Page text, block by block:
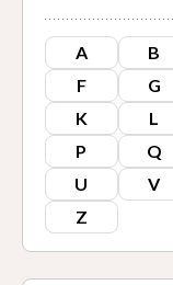
A B
F
G
K
L
P
Q
U
V
Z